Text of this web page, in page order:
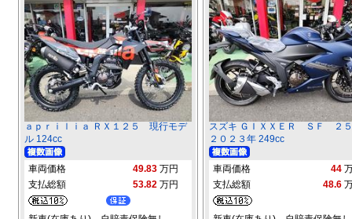
ａｐｒｉｌｉａ ＲＸ１２５ 現行モデ
ル 124cc
車両価格 49.83 万円
支払総額
53.82 万円
スズキ ＧＩＸＸＥＲ ＳＦ ２
２０２３年 249cc
車両価格 44
支払総額
48.6